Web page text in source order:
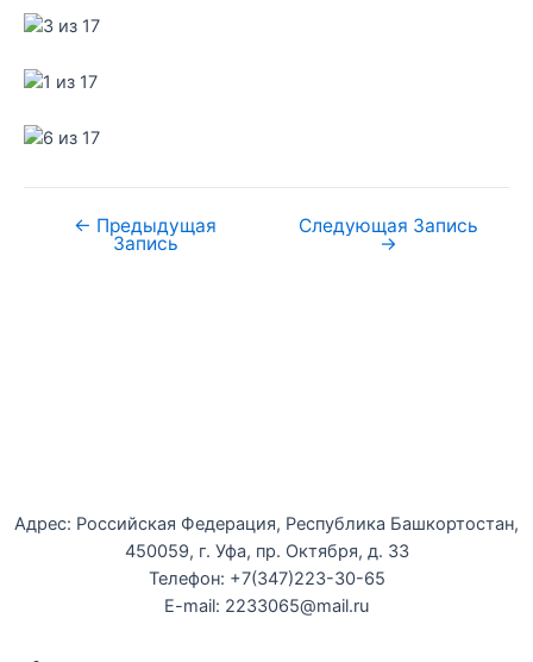
← Предыдущая
Запись
Следующая Запись
→
Адрес: Российская Федерация, Республика Башкортостан,
450059, г. Уфа, пр. Октября, д. 33
Телефон: +7(347)223-30-65
E-mail: 2233065@mail.ru